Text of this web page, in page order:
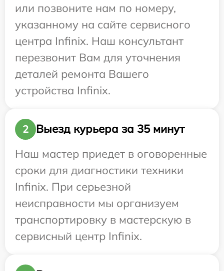
или позвоните нам по номеру,
указанному на сайте сервисного
центра Infinix. Наш консультант
перезвонит Вам для уточнения
деталей ремонта Вашего
устройства Infinix.
2
Выезд курьера за 35 минут
Наш мастер приедет в оговоренные
сроки для диагностики техники
Infinix. При серьезной
неисправности мы организуем
транспортировку в мастерскую в
сервисный центр Infinix.